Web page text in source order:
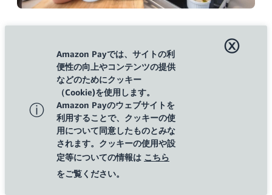
全日程詳細・お申込みはこちら
開催概要
ⓘ
Amazon Payでは、サイトの利
便性の向上やコンテンツの提供
などのためにクッキー
（Cookie)を使用します。
Amazon Payのウェブサイトを
利用することで、クッキーの使
用について同意したものとみな
されます。クッキーの使用や設
定等についての情報は こちら
をご覧ください。
ⓧ